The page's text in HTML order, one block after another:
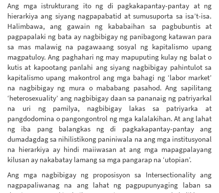
Ang mga istrukturang ito ng di pagkakapantay-pantay at ng
hierarkiya ang siyang nagpapabatid at sumusuporta sa isa’t-isa.
Halimbawa, ang gawain ng kababaihan sa pagbubuntis at
pagpapalaki ng bata ay nagbibigay ng panibagong katawan para
sa mas malawig na pagawaang sosyal ng kapitalismo upang
magpatuloy. Ang paghahari ng may mapuputing kulay ng balat o
kutis at kapootang panlahi ang siyang nagbibigay pahintulot sa
kapitalismo upang makontrol ang mga bahagi ng ‘labor market’
na nagbibigay ng mura o mababang pasahod. Ang sapilitang
‘heterosexuality’ ang nagbibigay daan sa pananaig ng patriyarkal
na uri ng pamilya, nagbibigay lakas sa patriyarka at
pangdodomina o pangongontrol ng mga kalalakihan. At ang lahat
ng iba pang balangkas ng di pagkakapantay-pantay ang
dumadagdag sa nihilistikong paniniwala na ang mga institusyonal
na hierarkiya ay hindi maiiwasan at ang mga mapagpalayang
kilusan ay nakabatay lamang sa mga pangarap na ‘utopian’.
Ang mga nagbibigay ng proposisyon sa Intersectionality ang
nagpapaliwanag na ang lahat ng pagpupunyaging laban sa